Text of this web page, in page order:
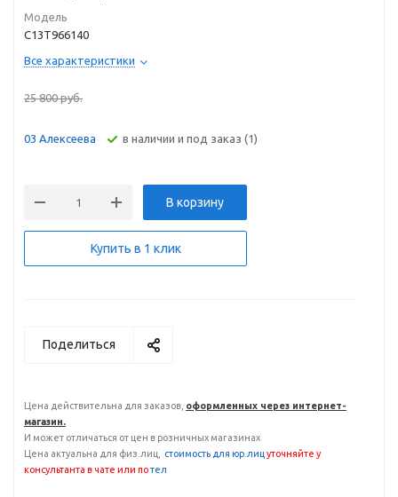
Модель
C13T966140
Все характеристики
25 800руб.
03 Алексеева В наличии и под заказ (1)
В корзину
Купить в 1 клик
Поделиться
Цена действительна для заказов, оформленных через интернет-
магазин.
И может отличаться от цен в розничных магазинах
Цена актуальна для физ.лиц,
стоимость для юр.лиц уточняйте у
консультанта в чате или потел